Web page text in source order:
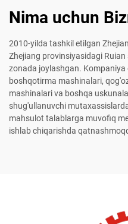
Nima uchun
2010-yilda tashkil etilgan
Zhejiang provinsiyasidagi
zonada joylashgan.
boshqotirma mashinalari,
mashinalari va boshqa
shug'ullanuvchi
mahsulot talablarga muvofiq
ishlab chiqarishda